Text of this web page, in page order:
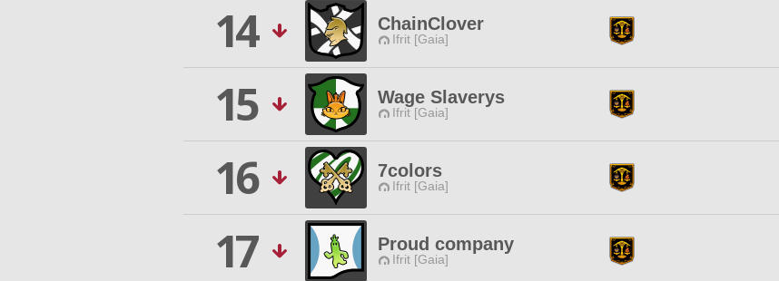
14
ChainClover
Ifrit [Gaia]
15
Wage Slaverys
Ifrit [Gaia]
16
7colors
Ifrit [Gaia]
17
Proud company
Ifrit [Gaia]